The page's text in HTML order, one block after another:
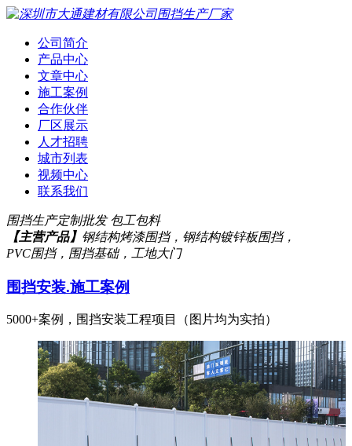
公司简介
产品中心
文章中心
施工案例
合作伙伴
厂区展示
人才招聘
城市列表
视频中心
联系我们
围挡生产定制批发 包工包料
【主营产品】 钢结构烤漆围挡，钢结构镀锌板围挡，
PVC围挡，围挡基础，工地大门
围挡安装.施工案例
5000+案例，围挡安装工程项目（图片均为实拍）